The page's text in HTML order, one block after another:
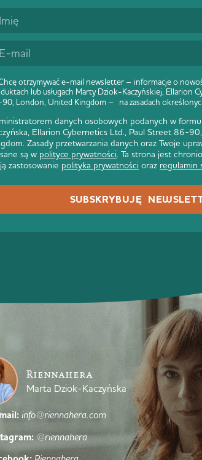
otrzymywać e-mail newsletter – informacje o
lub usługach Marty Dziok-Kaczyńskiej, Ellarion
London, United Kingdom – na zasadach
danych osobowych podanych w
Ellarion Cybernetics Ltd., Paul Street 86-
Zasady przetwarzania danych oraz Twoje
są w polityce prywatności. Ta strona jest
zastosowanie polityka prywatności oraz regulamin
SUBSKRYBUJĘ
Riennahera
Marta Dziok-Kaczyńska
info@riennahera.com
@riennahera